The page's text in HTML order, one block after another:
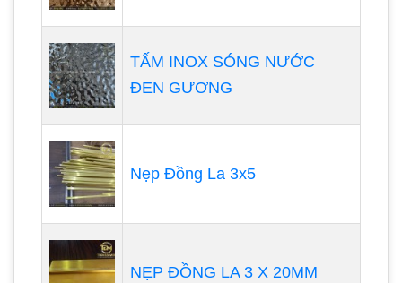
TẤM INOX SÓNG NƯỚC
ĐEN GƯƠNG
Nẹp Đồng La 3x5
NẸP ĐỒNG LA 3 X 20MM